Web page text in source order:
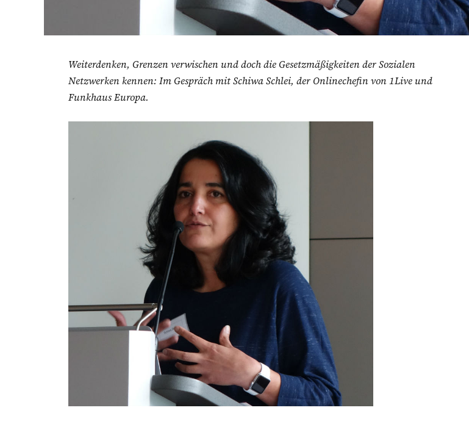
Weiterdenken, Grenzen verwischen und doch die Gesetzmäßigkeiten der Sozialen
Netzwerken kennen: Im Gespräch mit Schiwa Schlei, der Onlinechefin von 1Live und
Funkhaus Europa.